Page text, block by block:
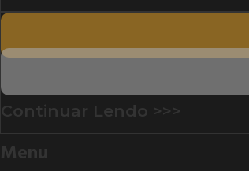
Continuar Lendo >>>
Menu